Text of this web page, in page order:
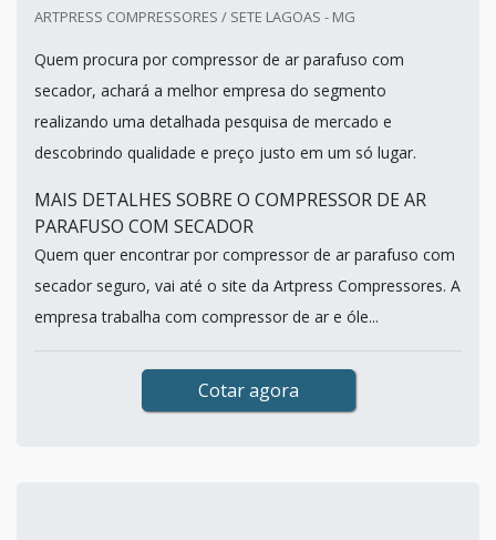
ARTPRESS COMPRESSORES / SETE LAGOAS - MG
Quem procura por compressor de ar parafuso com
secador, achará a melhor empresa do segmento
realizando uma detalhada pesquisa de mercado e
descobrindo qualidade e preço justo em um só lugar.
MAIS DETALHES SOBRE O COMPRESSOR DE AR
PARAFUSO COM SECADOR
Quem quer encontrar por compressor de ar parafuso com
secador seguro, vai até o site da Artpress Compressores. A
empresa trabalha com compressor de ar e óle...
Cotar agora